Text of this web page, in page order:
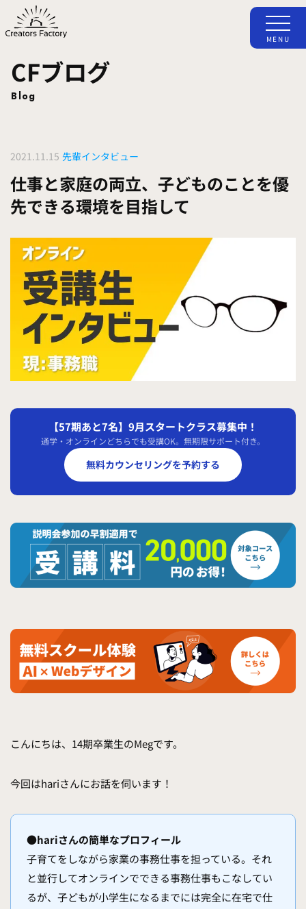
CFブログ
Blog
MENU
2021.11.15 先輩インタビュー
仕事と家庭の両立、子どものことを優
先できる環境を目指して
【57期あと7名】9月スタートクラス募集中！
通学・オンラインどちらでも受講OK。無期限サポート付き。
無料カウンセリングを予約する
こんにちは、14期卒業生のMegです。
今回はhariさんにお話を伺います！
●hariさんの簡単なプロフィール
子育てをしながら家業の事務仕事を担っている。それ
と並行してオンラインでできる事務仕事もこなしてい
るが、子どもが小学生になるまでには完全に在宅で仕